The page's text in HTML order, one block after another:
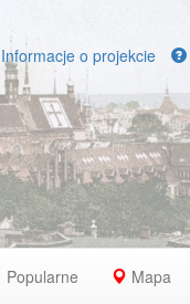
Informacje o projekcie
Popularne Mapa